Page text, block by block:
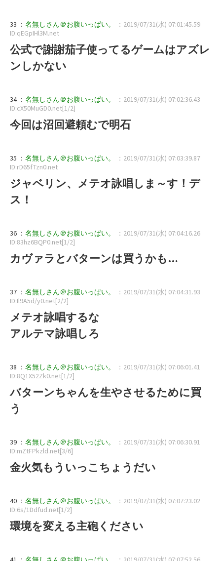
33 ： 名無しさん＠お腹いっぱい。
：2019/07/31(水) 07:01:45.59
ID:qEGpIHl3M.net
公式で謝謝茄子使ってるゲームはアズレ
ンしかない
34 ： 名無しさん＠お腹いっぱい。
：2019/07/31(水) 07:02:36.43
ID:cX50MuGD0.net[1/2]
今回は沼回避頼むで明石
35 ： 名無しさん＠お腹いっぱい。
：2019/07/31(水) 07:03:39.87
ID:rD65fTzn0.net
ジャベリン、メテオ詠唱しま～す！デ
ス！
36 ： 名無しさん＠お腹いっぱい。
：2019/07/31(水) 07:04:16.26
ID:83hz6BQP0.net[1/2]
カヴァラとバターンは買うかも…
37 ： 名無しさん＠お腹いっぱい。
：2019/07/31(水) 07:04:31.93
ID:Il9A5d/y0.net[2/2]
メテオ詠唱するな
アルテマ詠唱しろ
38 ： 名無しさん＠お腹いっぱい。
：2019/07/31(水) 07:06:01.41
ID:8Q1X52Zk0.net[1/2]
バターンちゃんを生やさせるために買
う
39 ： 名無しさん＠お腹いっぱい。
：2019/07/31(水) 07:06:30.91
ID:mZtFPkzld.net[3/6]
金火気もういっこちょうだい
40 ： 名無しさん＠お腹いっぱい。
：2019/07/31(水) 07:07:23.02
ID:6s/1Ddfud.net[1/2]
環境を変える主砲ください